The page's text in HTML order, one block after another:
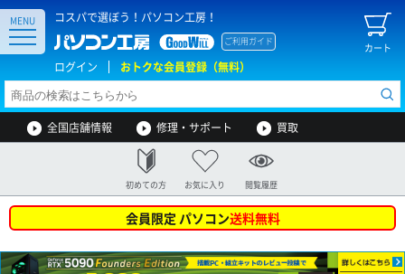
コスパで選ぼう！パソコン工房！
カート
ご利用ガイド
ログイン おトクな会員登録（無料）
MENU
全国店舗情報 修理・サポート 買取
初めての方 お気に入り 閲覧履歴
会員限定 パソコン送料無料